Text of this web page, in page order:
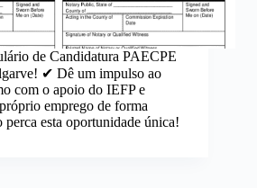
de Candidatura PAECPE
✔ Dê um impulso ao
com o apoio do IEFP e
emprego de forma
perca esta oportunidade única!